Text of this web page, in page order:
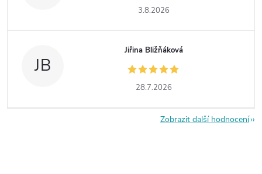
3.8.2026
JB
Jiřina Bližňáková
28.7.2026
Zobrazit další hodnocení